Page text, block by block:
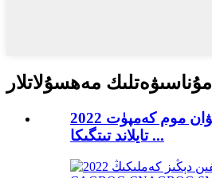
مۇناسىۋەتلىك مەھسۇلاتلار
2022 قىزىق سېتىش پالۋان موم كەمپۈت
تايلاند تىتگىكا ...